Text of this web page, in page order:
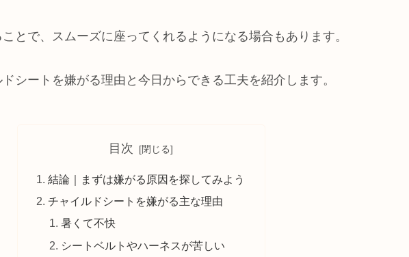
とで、スムーズに座ってくれるようになる場合もあります。
シートを嫌がる理由と今日からできる工夫を紹介します。
目次
結論｜まずは嫌がる原因を探してみよう
チャイルドシートを嫌がる主な理由
暑くて不快
シートベルトやハーネスが苦しい